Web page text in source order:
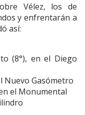
Vélez, los de
y enfrentarán a
así:
(8°), en el Diego
Nuevo Gasómetro
el Monumental